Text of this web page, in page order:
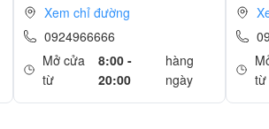
Xem chỉ đường
0924966666
Mở cửa
từ
8:00 -
20:00
hàng
ngày
từ